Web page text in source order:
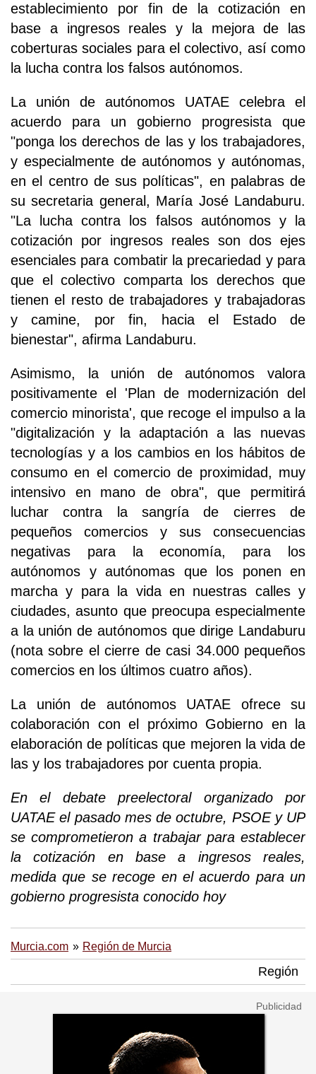
establecimiento por fin de la cotización en
base a ingresos reales y la mejora de las
coberturas sociales para el colectivo, así como
la lucha contra los falsos autónomos.
La unión de autónomos UATAE celebra el
acuerdo para un gobierno progresista que
"ponga los derechos de las y los trabajadores,
y especialmente de autónomos y autónomas,
en el centro de sus políticas", en palabras de
su secretaria general, María José Landaburu.
"La lucha contra los falsos autónomos y la
cotización por ingresos reales son dos ejes
esenciales para combatir la precariedad y para
que el colectivo comparta los derechos que
tienen el resto de trabajadores y trabajadoras
y camine, por fin, hacia el Estado de
bienestar", afirma Landaburu.
Asimismo, la unión de autónomos valora
positivamente el 'Plan de modernización del
comercio minorista', que recoge el impulso a la
"digitalización y la adaptación a las nuevas
tecnologías y a los cambios en los hábitos de
consumo en el comercio de proximidad, muy
intensivo en mano de obra", que permitirá
luchar contra la sangría de cierres de
pequeños comercios y sus consecuencias
negativas para la economía, para los
autónomos y autónomas que los ponen en
marcha y para la vida en nuestras calles y
ciudades, asunto que preocupa especialmente
a la unión de autónomos que dirige Landaburu
(nota sobre el cierre de casi 34.000 pequeños
comercios en los últimos cuatro años).
La unión de autónomos UATAE ofrece su
colaboración con el próximo Gobierno en la
elaboración de políticas que mejoren la vida de
las y los trabajadores por cuenta propia.
En el debate preelectoral organizado por
UATAE el pasado mes de octubre, PSOE y UP
se comprometieron a trabajar para establecer
la cotización en base a ingresos reales,
medida que se recoge en el acuerdo para un
gobierno progresista conocido hoy
Murcia.com Región de Murcia
Región